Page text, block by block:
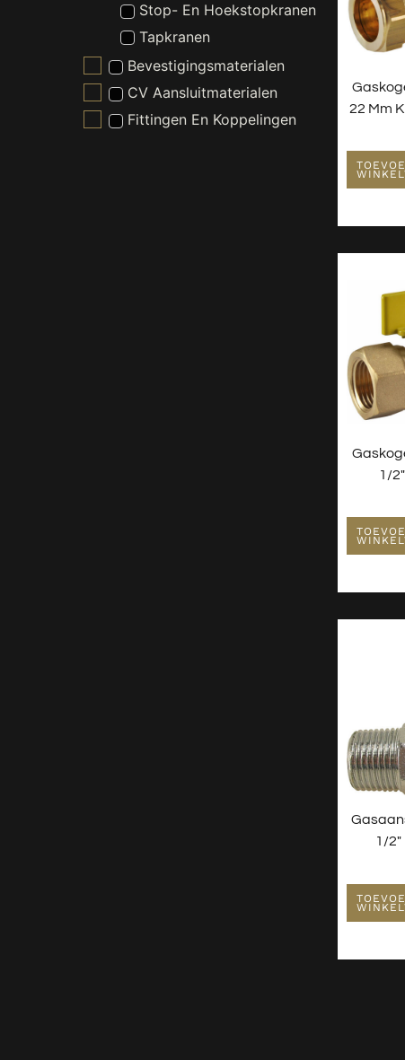
Stop- En Hoekstopkranen
Tapkranen
Bevestigingsmaterialen
CV Aansluitmaterialen
Fittingen En Koppelingen
22 Mm
1/
1/